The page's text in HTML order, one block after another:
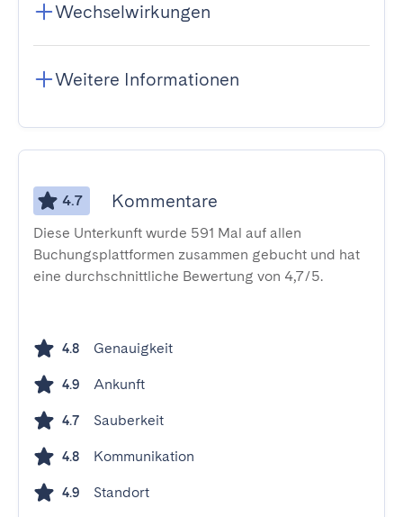
Wechselwirkungen
Weitere Informationen
4.7 Kommentare
Diese Unterkunft wurde 591 Mal auf allen
Buchungsplattformen zusammen gebucht und hat
eine durchschnittliche Bewertung von 4,7/5.
4.8 Genauigkeit
4.9 Ankunft
4.7 Sauberkeit
4.8 Kommunikation
4.9 Standort